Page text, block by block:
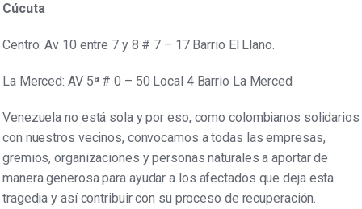
Cúcuta
Centro: Av 10 entre 7 y 8 # 7 – 17 Barrio El Llano.
La Merced: AV 5ª # 0 – 50 Local 4 Barrio La Merced
Venezuela no está sola y por eso, como colombianos solidarios
con nuestros vecinos, convocamos a todas las empresas,
gremios, organizaciones y personas naturales a aportar de
manera generosa para ayudar a los afectados que deja esta
tragedia y así contribuir con su proceso de recuperación.